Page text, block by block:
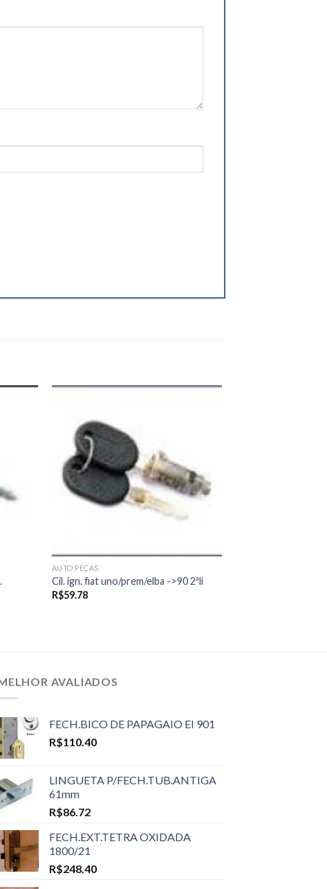
AUTO PEÇAS
Cil. ign. fiat uno/prem/elba ->90 2ªli
R$59.78
AVALIADOS
FECH.BICO DE PAPAGAIO EI 901
R$110.40
LINGUETA P/FECH.TUB.ANTIGA
61mm
R$86.72
FECH.EXT.TETRA OXIDADA
1800/21
R$248.40